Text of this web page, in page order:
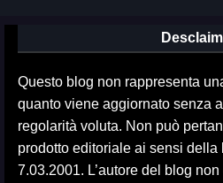
Questo blog non rappresenta
quanto viene aggiornato senza
regolarità voluta. Non può
prodotto editoriale ai sensi della
7.03.2001. L’autore del blog